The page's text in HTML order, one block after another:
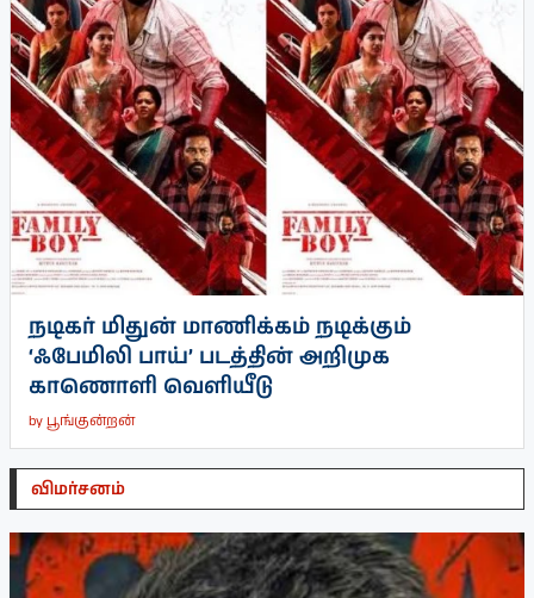
நடிகர் மிதுன் மாணிக்கம் நடிக்கும்
‘ஃபேமிலி பாய்’ படத்தின் அறிமுக
காணொளி வெளியீடு
by பூங்குன்றன்
விமர்சனம்